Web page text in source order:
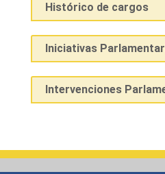
Histórico de cargos
Iniciativas
Intervenciones